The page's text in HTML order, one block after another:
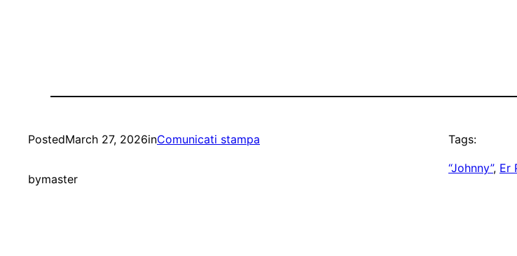
PostedMarch 27, 2026inComunicati stampa
bymaster
Tags:
“Johnny”, Er